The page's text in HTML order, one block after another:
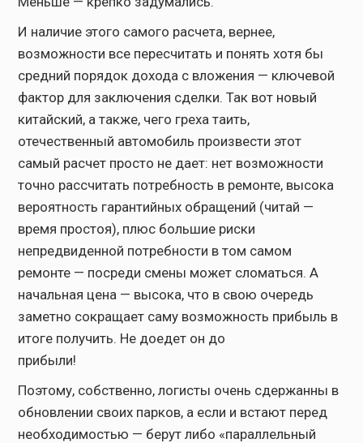
И наличие этого самого расчета, вернее,
возможности все пересчитать и понять хотя бы
средний порядок дохода с вложения — ключевой
фактор для заключения сделки. Так вот новый
китайский, а также, чего греха таить,
отечественный автомобиль произвести этот
самый расчет просто не дает: нет возможности
точно рассчитать потребность в ремонте, высока
вероятность гарантийных обращений (читай —
время простоя), плюс большие риски
непредвиденной потребности в том самом
ремонте — посреди смены может сломаться. А
начальная цена — высока, что в свою очередь
заметно сокращает саму возможность прибыль в
итоге получить. Не доедет он до
прибыли!
Поэтому, собственно, логисты очень сдержанны в
обновлении своих парков, а если и встают перед
необходимостью — берут либо «параллельный